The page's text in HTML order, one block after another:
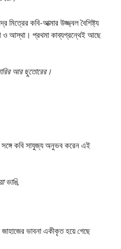
মিত্রের কবি-আত্মার উজ্জ্বল বৈশিষ্ট্য
ও আস্থা। প্রথমা কাব্যগ্রন্থেই আছে
আর ছুতােরের।
সঙ্গে কবি সাযুজ্য অনুভব করেন এই
ভাঙি,
জাহাজের ভাবনা একীকৃত হয়ে গেছে